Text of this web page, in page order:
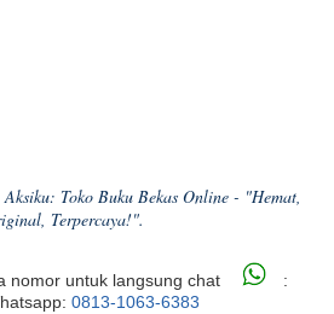
Toko Buku Bekas Online - "Hemat,
Terpercaya!".
nomor untuk langsung chat
:
0813-1063-6383